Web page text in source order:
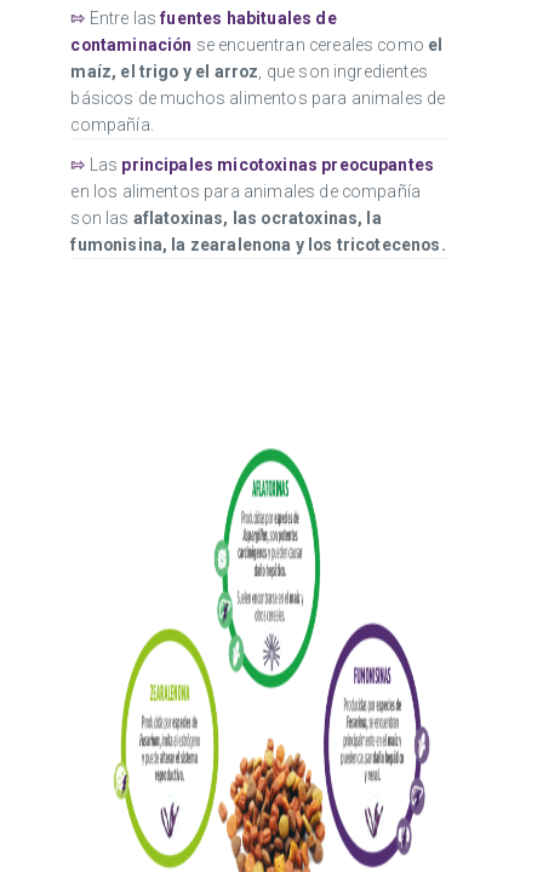
⇰ Entre lasfuentes habituales de
contaminación se encuentran cereales como el
maíz, el trigo y el arroz , que son ingredientes
básicos de muchos alimentos para animales de
compañía.
⇰ Las principales micotoxinas preocupantes
en los alimentos para animales de compañía
son las aflatoxinas, las ocratoxinas, la
fumonisina, la zearalenona y los tricotecenos.